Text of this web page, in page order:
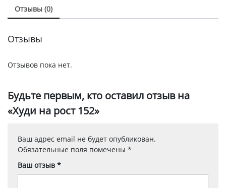
Отзывы (0)
Отзывы
Отзывов пока нет.
Будьте первым, кто оставил отзыв на
«Худи на рост 152»
Ваш адрес email не будет опубликован.
Обязательные поля помечены *
Ваш отзыв *